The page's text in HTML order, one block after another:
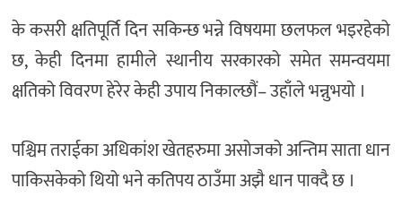
के कसरी क्षतिपूर्ति दिन सकिन्छ भन्ने विषयमा छलफल भइरहेको
छ, केही दिनमा हामीले स्थानीय सरकारको समेत समन्वयमा
क्षतिको विवरण हेरेर केही उपाय निकाल्छौं– उहाँले भन्नुभयाे ।
पश्चिम तराईका अधिकांश खेतहरुमा असोजको अन्तिम साता धान
पाकिसकेको थियो भने कतिपय ठाउँमा अझै धान पाक्दै छ ।